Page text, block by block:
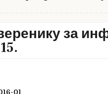
за
6-01